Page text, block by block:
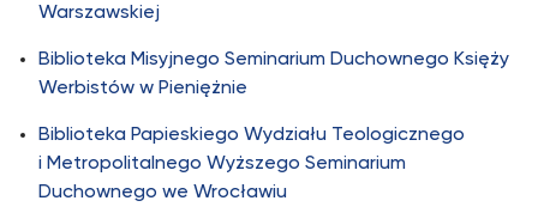
Warszawskiej
Biblioteka Misyjnego Seminarium Duchownego Księży
Werbistów w Pieniężnie
Biblioteka Papieskiego Wydziału Teologicznego
i Metropolitalnego Wyższego Seminarium
Duchownego we Wrocławiu